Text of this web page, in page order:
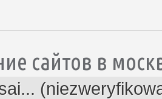
сайтов в